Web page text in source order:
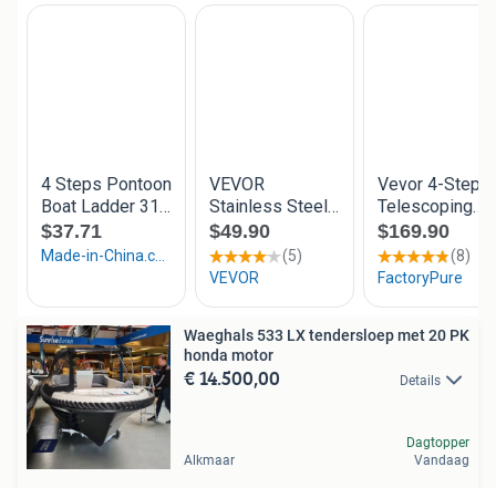
Waeghals 533 LX tendersloep met 20 PK
honda motor
€ 14.500,00 Details
Alkmaar
Dagtopper
Vandaag